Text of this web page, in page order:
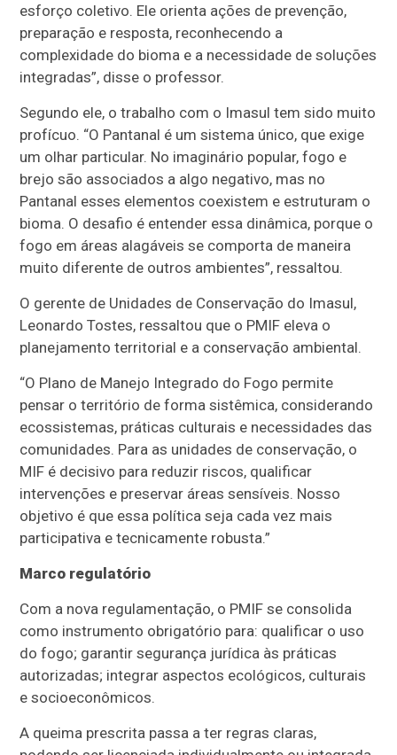
esforço coletivo. Ele orienta ações de prevenção,
preparação e resposta, reconhecendo a
complexidade do bioma e a necessidade de soluções
integradas”, disse o professor.
Segundo ele, o trabalho com o Imasul tem sido muito
profícuo. “O Pantanal é um sistema único, que exige
um olhar particular. No imaginário popular, fogo e
brejo são associados a algo negativo, mas no
Pantanal esses elementos coexistem e estruturam o
bioma. O desafio é entender essa dinâmica, porque o
fogo em áreas alagáveis se comporta de maneira
muito diferente de outros ambientes”, ressaltou.
O gerente de Unidades de Conservação do Imasul,
Leonardo Tostes, ressaltou que o PMIF eleva o
planejamento territorial e a conservação ambiental.
“O Plano de Manejo Integrado do Fogo permite
pensar o território de forma sistêmica, considerando
ecossistemas, práticas culturais e necessidades das
comunidades. Para as unidades de conservação, o
MIF é decisivo para reduzir riscos, qualificar
intervenções e preservar áreas sensíveis. Nosso
objetivo é que essa política seja cada vez mais
participativa e tecnicamente robusta.”
Marco regulatório
Com a nova regulamentação, o PMIF se consolida
como instrumento obrigatório para: qualificar o uso
do fogo; garantir segurança jurídica às práticas
autorizadas; integrar aspectos ecológicos, culturais
e socioeconômicos.
A queima prescrita passa a ter regras claras,